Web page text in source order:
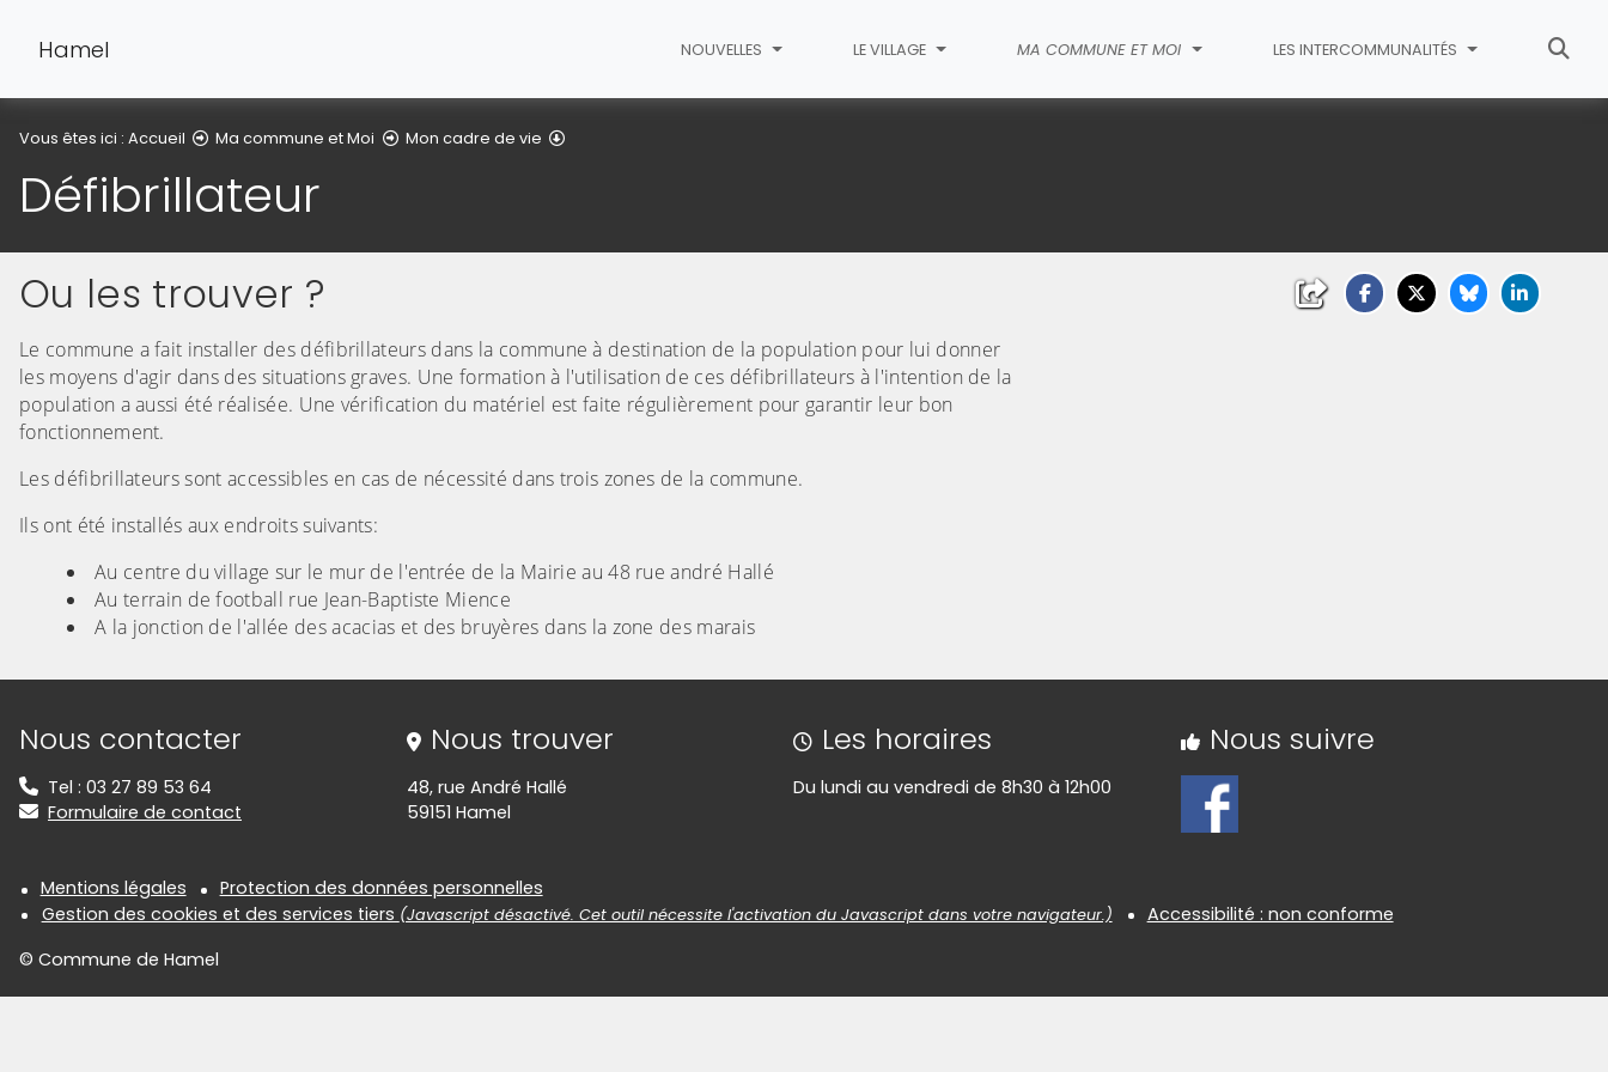
Hamel NOUVELLES LE VILLAGE MA COMMUNE ET MOI LES INTERCOMMUNALITÉS
Vous êtes ici : Accueil Ma commune et Moi Mon cadre de vie
Défibrillateur
Ou les trouver ?
Le commune a fait installer des défibrillateurs dans la commune à destination de la population pour lui donner
les moyens d'agir dans des situations graves. Une formation à l'utilisation de ces défibrillateurs à l'intention de la
population a aussi été réalisée. Une vérification du matériel est faite régulièrement pour garantir leur bon
fonctionnement.
Les défibrillateurs sont accessibles en cas de nécessité dans trois zones de la commune.
Ils ont été installés aux endroits suivants:
Au centre du village sur le mur de l'entrée de la Mairie au 48 rue andré Hallé
Au terrain de football rue Jean-Baptiste Mience
A la jonction de l'allée des acacias et des bruyères dans la zone des marais
Informations de contact
Nous contacter
Tel : 03 27 89 53 64
Formulaire de contact
Nous trouver
48, rue André Hallé
59151 Hamel
Les horaires
Du lundi au vendredi de 8h30 à 12h00
Nous suivre
Informations réglementaires
Mentions légales
Protection des données personnelles
Gestion des cookies et des services tiers (Javascript désactivé. Cet outil nécessite l'activation du Javascript dans votre navigateur.)
Accessibilité : non conforme
© Commune de Hamel